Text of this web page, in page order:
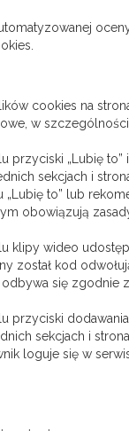
cookies na
w
przyciski „Lubię to”
sekcjach i
to” lub
obowiązują
klipy wideo
kod
się zgodnie
przyciski
sekcjach i
loguje się w